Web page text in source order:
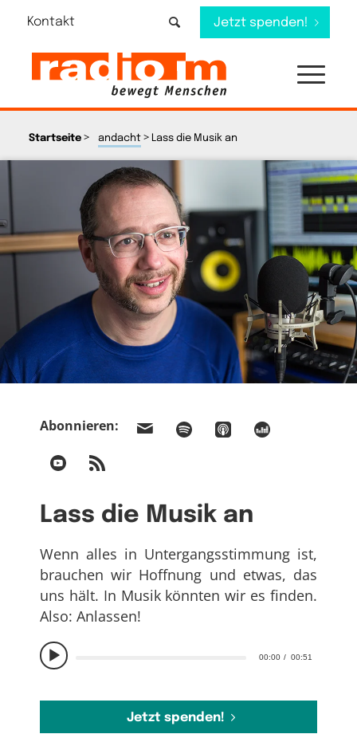
Kontakt Jetzt spenden!
Startseite> andacht> Lass die Musik an
Abonnieren:
Lass die Musik an
00:00 00:51
Wenn alles in Untergangsstimmung ist,
brauchen wir Hoffnung und etwas, das
uns hält. In Musik könnten wir es finden.
Also: Anlassen!
Jetzt spenden!